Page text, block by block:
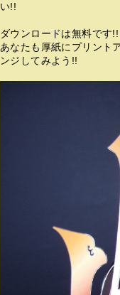
い!!
ダウンロードは無料です!!
あなたも厚紙にプリント
ンジしてみよう!!